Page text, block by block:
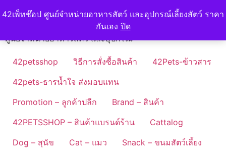
42เพ็ทช๊อป ศูนย์จำหน่ายอาหารสัตว์ และอุปกรณ์เลี้ยงสัตว์ ราคา
กันเอง ปิด
to42petshop
ศูนย์จำหน่ายอาหารสัตว์ และอุปกรณ์
42petsshop วิธีการสั่งซื้อสินค้า
42Pets-ข้าวสาร
42pets-ธารน้ำใจ ส่งมอบแทน
Promotion – ลูกค้าปลีก
Brand – สินค้า
42PETSSHOP – สินค้าแบรนด์ร้าน
Cattalog
Dog – สุนัข
Cat – แมว
Snack – ขนมสัตว์เลี้ยง